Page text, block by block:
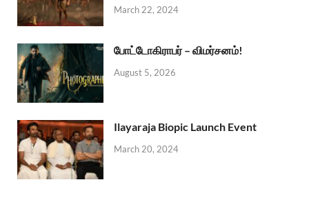
March 22, 2024
போட்டோகிராபர் – விமர்சனம்!
August 5, 2026
Ilayaraja Biopic Launch Event
March 20, 2024